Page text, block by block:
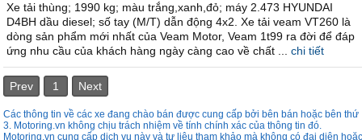
Xe tải thùng; 1990 kg; màu trắng,xanh,đỏ; máy 2.473 HYUNDAI
D4BH dầu diesel; số tay (M/T) dẫn động 4x2. Xe tải veam VT260 là
dòng sản phẩm mới nhất của Veam Motor, Veam 1t99 ra đời để đáp
ứng nhu cầu của khách hàng ngày càng cao về chất ...
chi tiết
Prev 1 Next
Các thông tin về các xe đang chào bán được cung cấp bởi bên bán hoặc bên thứ
3. Motoring.vn không chịu trách nhiệm về tính chính xác của thông tin đó.
Motoring.vn cung cấp dịch vụ này và tư liệu tham khảo mà không có đại diên hoặc